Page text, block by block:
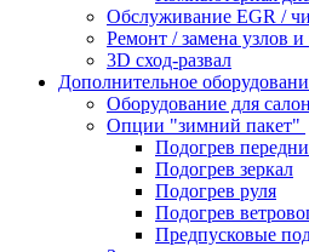
Обслуживание EGR /
Ремонт / замена узлов
3D сход-развал
Дополнительное
Оборудование для
Опции "зимний пакет"
Подогрев
Подогрев зеркал
Подогрев руля
Подогрев
Предпусковые